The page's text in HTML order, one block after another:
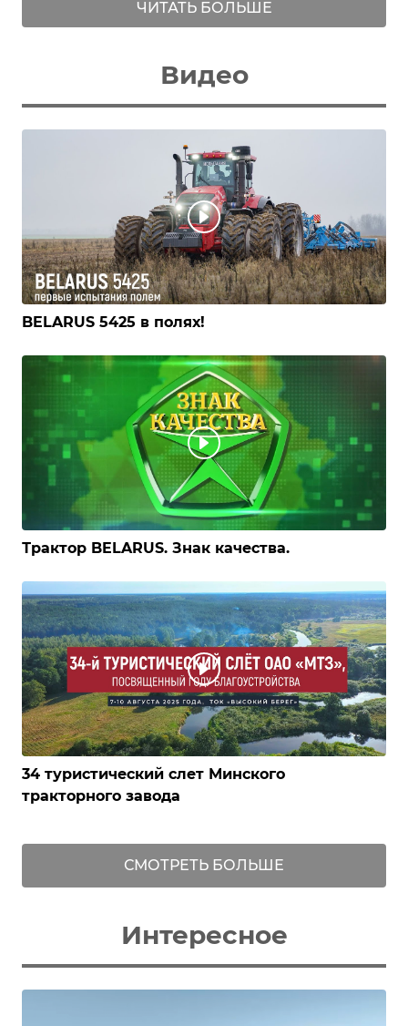
ЧИТАТЬ БОЛЬШЕ
Видео
BELARUS 5425 в полях!
Трактор BELARUS. Знак качества.
34 туристический слет Минского
тракторного завода
СМОТРЕТЬ БОЛЬШЕ
Интересное